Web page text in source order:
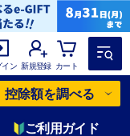
イン 新規登録 カート
控除額を調べる
ご利用ガイド